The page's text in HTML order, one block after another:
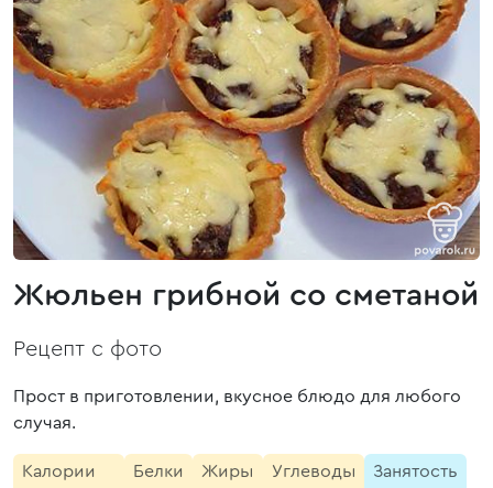
Жюльен грибной со сметаной
Рецепт с фото
Прост в приготовлении, вкусное блюдо для любого
случая.
Калории
Белки
Жиры
Углеводы
Занятость